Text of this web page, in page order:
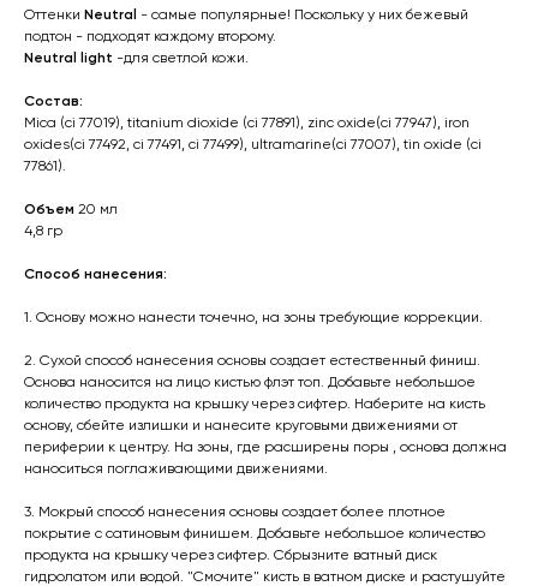
Оттенки Neutral - самые популярные! Поскольку у них бежевый
подтон - подходят каждому второму.
Neutral light -для светлой кожи.
Состав:
Mica (ci 77019), titanium dioxide (ci 77891), zinc oxide(ci 77947), iron
oxides(ci 77492, ci 77491, ci 77499), ultramarine(ci 77007), tin oxide (ci
77861).
Объем 20 мл
4,8 гр
Способ нанесения:
1. Основу можно нанести точечно, на зоны требующие коррекции.
2. Сухой способ нанесения основы создает естественный финиш.
Основа наносится на лицо кистью флэт топ. Добавьте небольшое
количество продукта на крышку через сифтер. Наберите на кисть
основу, сбейте излишки и нанесите круговыми движениями от
периферии к центру. На зоны, где расширены поры , основа должна
наноситься поглаживающими движениями.
3. Мокрый способ нанесения основы создает более плотное
покрытие с сатиновым финишем. Добавьте небольшое количество
продукта на крышку через сифтер. Сбрызните ватный диск
гидролатом или водой. "Смочите" кисть в ватном диске и растушуйте